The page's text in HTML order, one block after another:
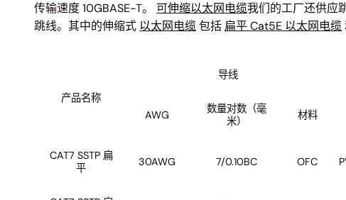
传输速度 10GBASE-T。 可伸缩以太网电缆我们的工厂还供应
跳线。其中的伸缩式 以太网电缆包括 扁平 Cat5E 以太网电缆
产品名称
导线
AWG
数量对数（毫
米）
材料
CAT7 SSTP 扁
平
30AWG 7/0.10BC OFC